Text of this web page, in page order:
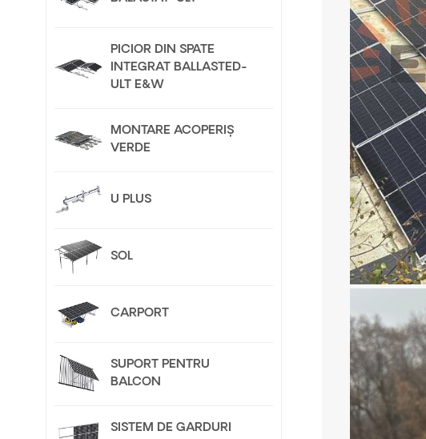
PICIOR DIN SPATE
INTEGRAT BALLASTED-
ULT E&W
MONTARE ACOPERIȘ
VERDE
U PLUS
SOL
CARPORT
SUPORT PENTRU
BALCON
SISTEM DE GARDURI